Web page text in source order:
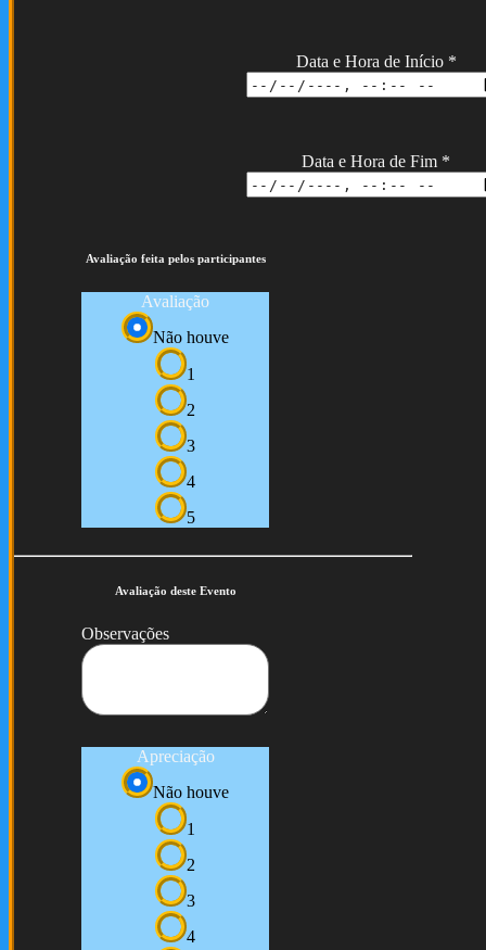
Data e Hora de Início *
Data e Hora de Fim *
Avaliação feita pelos participantes
Avaliação
Não houve
1
2
3
4
5
Avaliação deste Evento
Observações
Apreciação
Não houve
1
2
3
4